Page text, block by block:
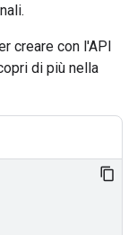
creare con l'API
di più nella